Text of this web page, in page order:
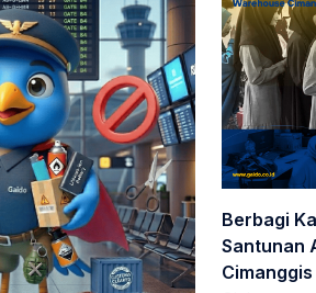
Berbagi
Santunan
Cimanggis